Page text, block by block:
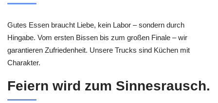
Gutes Essen braucht Liebe, kein Labor – sondern durch
Hingabe. Vom ersten Bissen bis zum großen Finale – wir
garantieren Zufriedenheit. Unsere Trucks sind Küchen mit
Charakter.
Feiern wird zum Sinnesrausch.